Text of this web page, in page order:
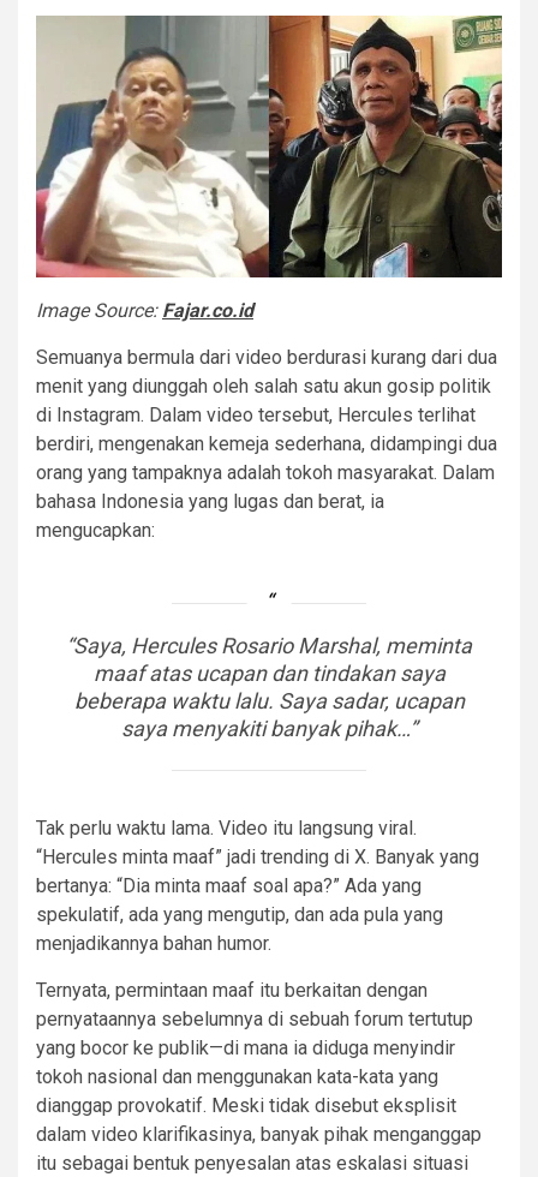
Image Source: Fajar.co.id
Semuanya bermula dari video berdurasi kurang dari dua
menit yang diunggah oleh salah satu akun gosip politik
di Instagram. Dalam video tersebut, Hercules terlihat
berdiri, mengenakan kemeja sederhana, didampingi dua
orang yang tampaknya adalah tokoh masyarakat. Dalam
bahasa Indonesia yang lugas dan berat, ia
mengucapkan:
“Saya, Hercules Rosario Marshal, meminta
maaf atas ucapan dan tindakan saya
beberapa waktu lalu. Saya sadar, ucapan
saya menyakiti banyak pihak…”
Tak perlu waktu lama. Video itu langsung viral.
“Hercules minta maaf” jadi trending di X. Banyak yang
bertanya: “Dia minta maaf soal apa?” Ada yang
spekulatif, ada yang mengutip, dan ada pula yang
menjadikannya bahan humor.
Ternyata, permintaan maaf itu berkaitan dengan
pernyataannya sebelumnya di sebuah forum tertutup
yang bocor ke publik—di mana ia diduga menyindir
tokoh nasional dan menggunakan kata-kata yang
dianggap provokatif. Meski tidak disebut eksplisit
dalam video klarifikasinya, banyak pihak menganggap
itu sebagai bentuk penyesalan atas eskalasi situasi